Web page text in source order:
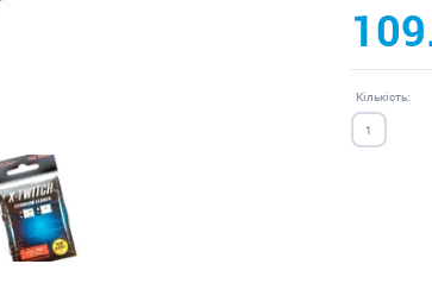
Кількість: